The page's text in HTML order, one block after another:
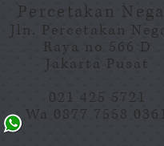
Percetakan
Jln. Percetakan
Raya no 566 D
Jakarta Pusat
021 425 5721
Wa 0877 7558